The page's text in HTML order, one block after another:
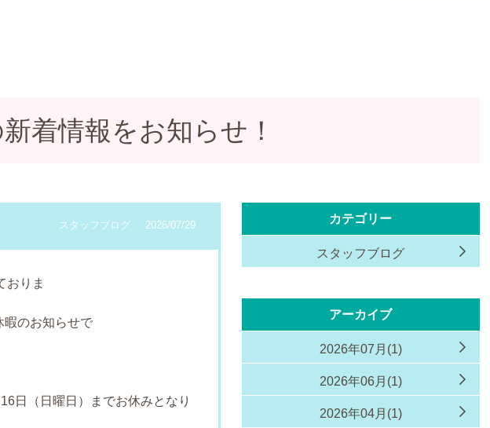
着情報をお知らせ！
2026/07/29
スタッフブログ
おりま
暇のお知らせで
日（日曜日）までお休みとなり
カテゴリー
スタッフブログ
アーカイブ
2026年07月(1)
2026年06月(1)
2026年04月(1)